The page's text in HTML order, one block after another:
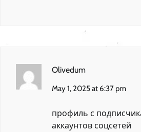
Olivedum
May 1, 2025 at 6:37 pm
профиль с
аккаунтов соцсетей